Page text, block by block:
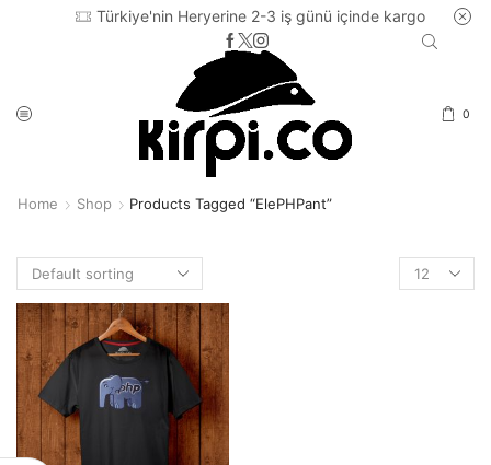
Türkiye'nin Heryerine 2-3 iş günü içinde kargo
0
Home Shop Products Tagged “ElePHPant”
Products
per